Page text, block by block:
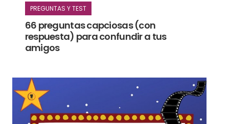
PREGUNTAS Y TEST
66 preguntas capciosas (con
respuesta) para confundir a tus
amigos